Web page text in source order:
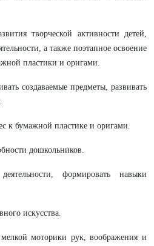
творческой активности детей,
а также поэтапное освоение
пластики и оригами.
создаваемые предметы, развивать
к бумажной пластике и оригами.
дошкольников.
формировать навыки
искусства.
моторики рук, воображения и